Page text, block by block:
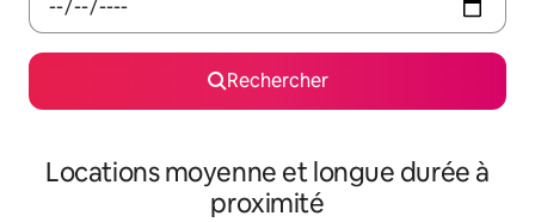
Rechercher
Locations moyenne et longue durée à
proximité